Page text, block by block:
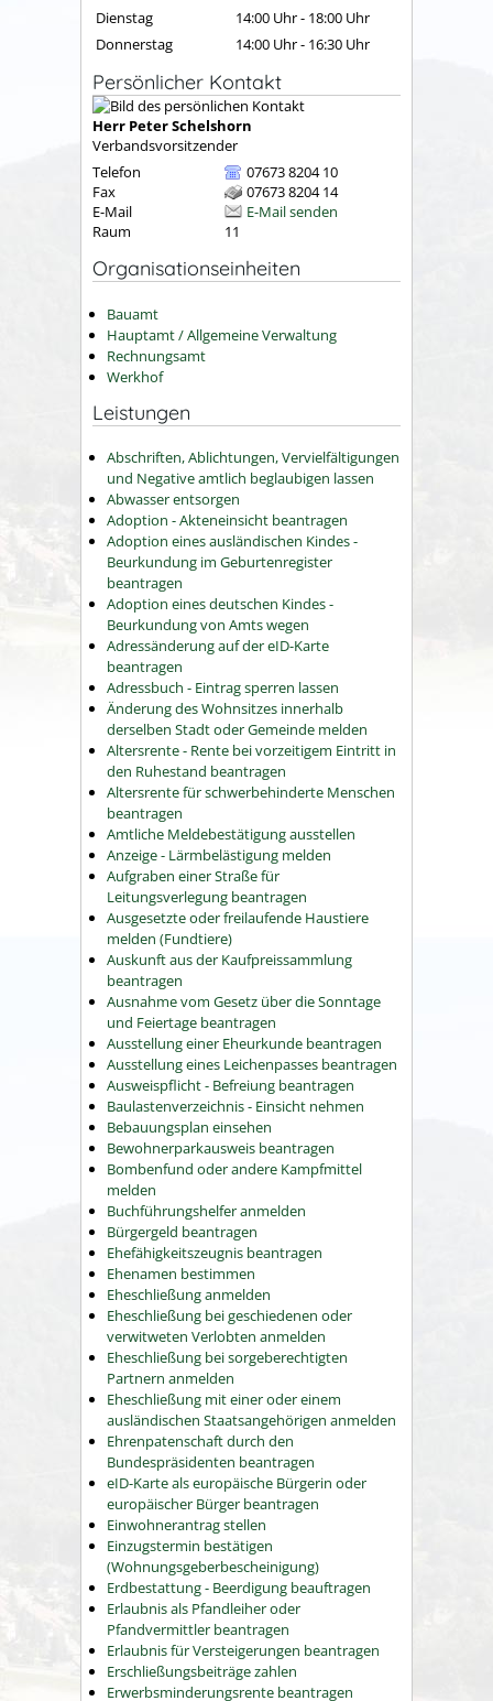
Dienstag
14:00 Uhr- 18:00 Uhr
Donnerstag
14:00 Uhr- 16:30 Uhr
Persönlicher Kontakt
Herr PeterSchelshorn
Verbandsvorsitzender
Telefon
07673 8204 10
Fax
07673 8204 14
E-Mail
E-Mail senden
Raum
11
Organisationseinheiten
Bauamt
Hauptamt / Allgemeine Verwaltung
Rechnungsamt
Werkhof
Leistungen
Abschriften, Ablichtungen, Vervielfältigungen
und Negative amtlich beglaubigen lassen
Abwasser entsorgen
Adoption - Akteneinsicht beantragen
Adoption eines ausländischen Kindes -
Beurkundung im Geburtenregister
beantragen
Adoption eines deutschen Kindes -
Beurkundung von Amts wegen
Adressänderung auf der eID-Karte
beantragen
Adressbuch - Eintrag sperren lassen
Änderung des Wohnsitzes innerhalb
derselben Stadt oder Gemeinde melden
Altersrente - Rente bei vorzeitigem Eintritt in
den Ruhestand beantragen
Altersrente für schwerbehinderte Menschen
beantragen
Amtliche Meldebestätigung ausstellen
Anzeige - Lärmbelästigung melden
Aufgraben einer Straße für
Leitungsverlegung beantragen
Ausgesetzte oder freilaufende Haustiere
melden (Fundtiere)
Auskunft aus der Kaufpreissammlung
beantragen
Ausnahme vom Gesetz über die Sonntage
und Feiertage beantragen
Ausstellung einer Eheurkunde beantragen
Ausstellung eines Leichenpasses beantragen
Ausweispflicht - Befreiung beantragen
Baulastenverzeichnis - Einsicht nehmen
Bebauungsplan einsehen
Bewohnerparkausweis beantragen
Bombenfund oder andere Kampfmittel
melden
Buchführungshelfer anmelden
Bürgergeld beantragen
Ehefähigkeitszeugnis beantragen
Ehenamen bestimmen
Eheschließung anmelden
Eheschließung bei geschiedenen oder
verwitweten Verlobten anmelden
Eheschließung bei sorgeberechtigten
Partnern anmelden
Eheschließung mit einer oder einem
ausländischen Staatsangehörigen anmelden
Ehrenpatenschaft durch den
Bundespräsidenten beantragen
eID-Karte als europäische Bürgerin oder
europäischer Bürger beantragen
Einwohnerantrag stellen
Einzugstermin bestätigen
(Wohnungsgeberbescheinigung)
Erdbestattung - Beerdigung beauftragen
Erlaubnis als Pfandleiher oder
Pfandvermittler beantragen
Erlaubnis für Versteigerungen beantragen
Erschließungsbeiträge zahlen
Erwerbsminderungsrente beantragen